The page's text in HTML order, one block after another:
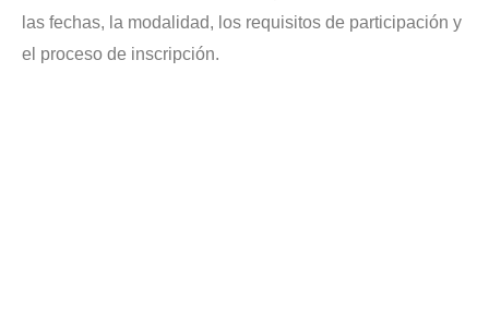
las fechas, la modalidad, los requisitos de participación y
el proceso de inscripción.